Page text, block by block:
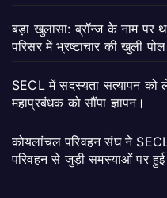
बड़ा खुलासा: ब्रॉन्ज के नाम पर
परिसर में भ्रष्टाचार की खुली
SECL में सदस्यता सत्यापन
महाप्रबंधक को सौंपा ज्ञापन।
कोयलांचल परिवहन संघ ने
परिवहन से जुड़ी समस्याओं पर हुई